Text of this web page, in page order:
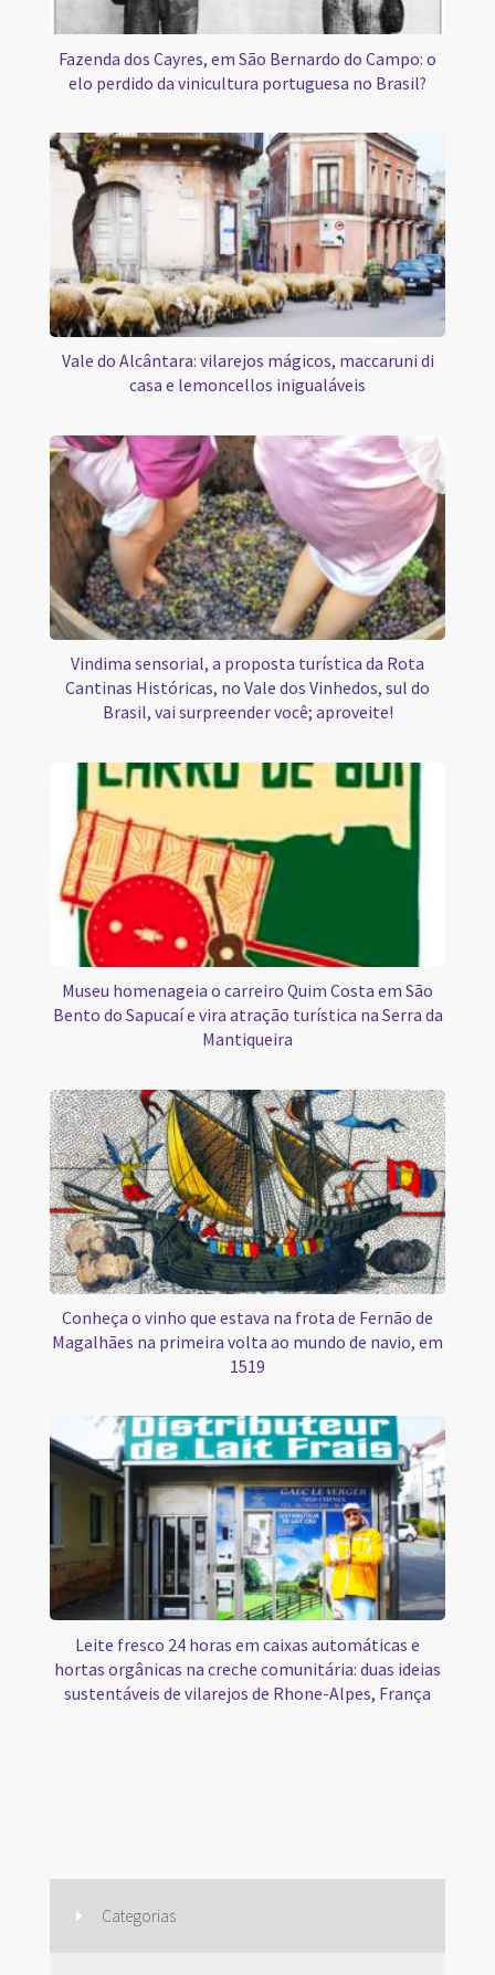
Fazenda dos Cayres, em São Bernardo do Campo: o
elo perdido da vinicultura portuguesa no Brasil?
Vale do Alcântara: vilarejos mágicos, maccaruni di
casa e lemoncellos inigualáveis
Vindima sensorial, a proposta turística da Rota
Cantinas Históricas, no Vale dos Vinhedos, sul do
Brasil, vai surpreender você; aproveite!
Museu homenageia o carreiro Quim Costa em São
Bento do Sapucaí e vira atração turística na Serra da
Mantiqueira
Conheça o vinho que estava na frota de Fernão de
Magalhães na primeira volta ao mundo de navio, em
1519
Leite fresco 24 horas em caixas automáticas e
hortas orgânicas na creche comunitária: duas ideias
sustentáveis de vilarejos de Rhone-Alpes, França
Categorias